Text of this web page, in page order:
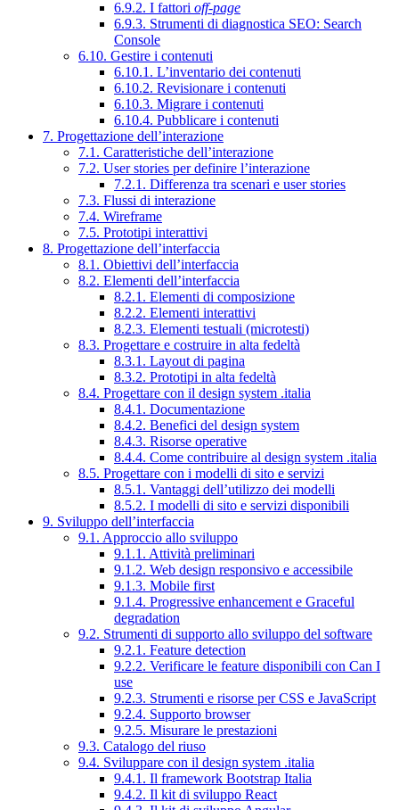
6.9.2. I fattori off-page
6.9.3. Strumenti di diagnostica SEO: Search
Console
6.10. Gestire i contenuti
6.10.1. L’inventario dei contenuti
6.10.2. Revisionare i contenuti
6.10.3. Migrare i contenuti
6.10.4. Pubblicare i contenuti
7. Progettazione dell’interazione
7.1. Caratteristiche dell’interazione
7.2. User stories per definire l’interazione
7.2.1. Differenza tra scenari e user stories
7.3. Flussi di interazione
7.4. Wireframe
7.5. Prototipi interattivi
8. Progettazione dell’interfaccia
8.1. Obiettivi dell’interfaccia
8.2. Elementi dell’interfaccia
8.2.1. Elementi di composizione
8.2.2. Elementi interattivi
8.2.3. Elementi testuali (microtesti)
8.3. Progettare e costruire in alta fedeltà
8.3.1. Layout di pagina
8.3.2. Prototipi in alta fedeltà
8.4. Progettare con il design system .italia
8.4.1. Documentazione
8.4.2. Benefici del design system
8.4.3. Risorse operative
8.4.4. Come contribuire al design system .italia
8.5. Progettare con i modelli di sito e servizi
8.5.1. Vantaggi dell’utilizzo dei modelli
8.5.2. I modelli di sito e servizi disponibili
9. Sviluppo dell’interfaccia
9.1. Approccio allo sviluppo
9.1.1. Attività preliminari
9.1.2. Web design responsivo e accessibile
9.1.3. Mobile first
9.1.4. Progressive enhancement e Graceful
degradation
9.2. Strumenti di supporto allo sviluppo del software
9.2.1. Feature detection
9.2.2. Verificare le feature disponibili con Can I
use
9.2.3. Strumenti e risorse per CSS e JavaScript
9.2.4. Supporto browser
9.2.5. Misurare le prestazioni
9.3. Catalogo del riuso
9.4. Sviluppare con il design system .italia
9.4.1. Il framework Bootstrap Italia
9.4.2. Il kit di sviluppo React